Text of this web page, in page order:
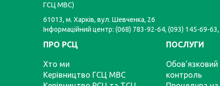
ГСЦ МВС)
61013, м. Харків, вул. Шевченка, 26
Інформаційний центр: (068) 783-92-64, (093) 145-69-
ПРО РСЦ
Хто ми
Керівництво ГСЦ МВС
ПОСЛУГИ
Обов’язковий
контроль